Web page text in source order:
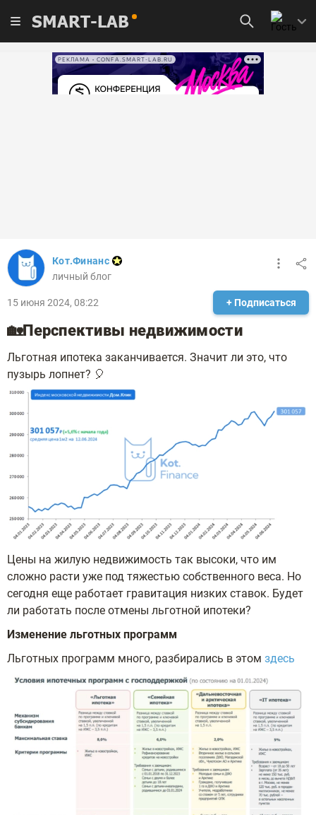
SMART-LAB
РЕКЛАМА • CONFA.SMART-LAB.RU
Кот.Финанс
личный блог
15 июня 2024, 08:22 + Подписаться
🏡Перспективы недвижимости
Льготная ипотека заканчивается. Значит ли это, что
пузырь лопнет? 🎈
Цены на жилую недвижимость так высоки, что им
сложно расти уже под тяжестью собственного веса. Но
сегодня еще работает гравитация низких ставок. Будет
ли работать после отмены льготной ипотеки?
Изменение льготных программ
Льготных программ много, разбирались в этом здесь